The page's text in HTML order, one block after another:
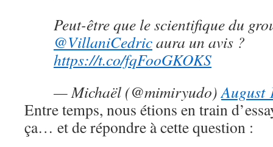
Peut-être que le scientifique du
@VillaniCedricaura un avis ?
https://t.co/fqFooGKOKS
— Michaël (@mimiryudo)August
Entre temps, nous étions en train
ça… et de répondre à cette question :